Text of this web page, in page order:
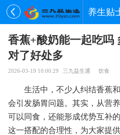
养生贴
香蕉+酸奶能一起吃吗
对了好处多
2026-03-19 10:00:29 三九益生通 饮食
生活中，不少人纠结香蕉
会引发肠胃问题。其实，从营
可以同食，还能形成优势互补
这一搭配的合理性，为大家提